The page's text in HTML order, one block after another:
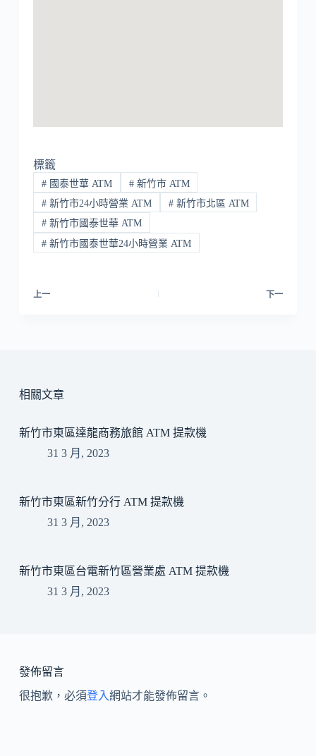
標籤
#國泰世華 ATM #新竹市 ATM
#新竹市24小時營業 ATM #新竹市北區 ATM
#新竹市國泰世華 ATM
#新竹市國泰世華24小時營業 ATM
上一 下一
相關文章
新竹市東區達龍商務旅館 ATM 提款機
31 3 月, 2023
新竹市東區新竹分行 ATM 提款機
31 3 月, 2023
新竹市東區台電新竹區營業處 ATM 提款機
31 3 月, 2023
發佈留言
很抱歉，必須登入網站才能發佈留言。